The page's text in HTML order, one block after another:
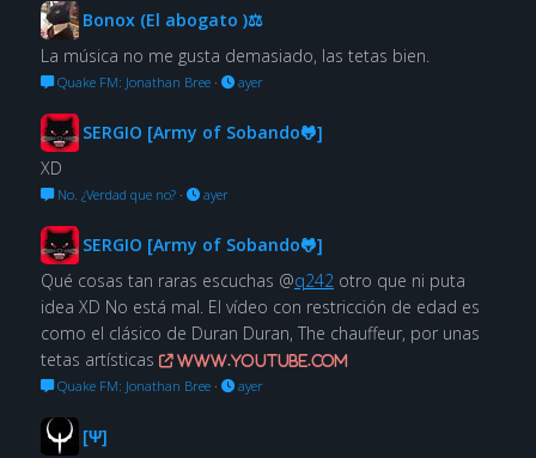
Bonox (El abogato )⚖
La música no me gusta demasiado, las tetas bien.
Quake FM: Jonathan Bree· ayer
SERGIO [Army of Sobando🐸]
XD
No. ¿Verdad que no?· ayer
SERGIO [Army of Sobando🐸]
Qué cosas tan raras escuchas @q242 otro que ni puta
idea XD No está mal. El vídeo con restricción de edad es
como el clásico de Duran Duran, The chauffeur, por unas
tetas artísticas
www.youtube.com
Quake FM: Jonathan Bree· ayer
[Ψ]